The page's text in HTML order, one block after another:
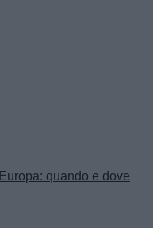
quando e dove